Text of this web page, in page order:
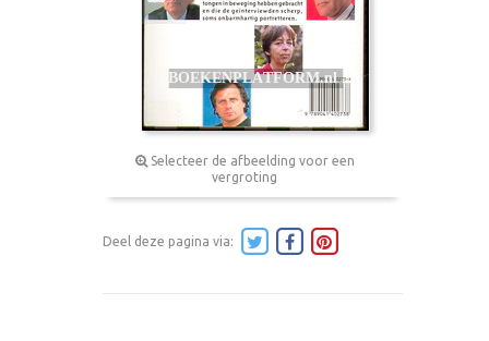
Selecteer de afbeelding voor een
vergroting
Deel deze pagina via: